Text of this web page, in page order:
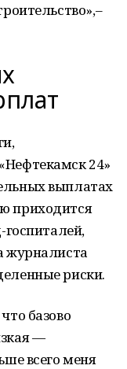
24»
выплатах
приходится
госпиталей,
журналиста
риски.
базово
—
всего меня